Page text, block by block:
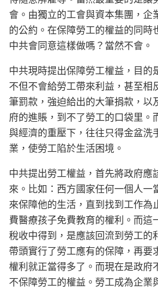
會。由獨立的工會與資本集團，企
的公約。在保障勞工的權益的同時
中共會同意這樣做嗎？當然不會。
中共現時提出保障勞工權益，目的
不但不會給勞工帶來利益，甚至相
筆罰款，強迫給出的大筆捐款，以
府的進賬，到不了勞工的口袋里。
與經濟的重壓下，往往只得金盆洗
業，使勞工陷於生活困境。
中共提出勞工權益，首先將政府應
來。比如：西方國家任何一個人一
來保障他的生活，直到找到工作為
費醫療孩子免費教育的權利。而這
稅收中得到，是應該回流到勞工的
帶頭實行了勞工應有的保障，再要
權利就正當得多了。而現在是政府
不保障勞工的權益。勞工成為企業